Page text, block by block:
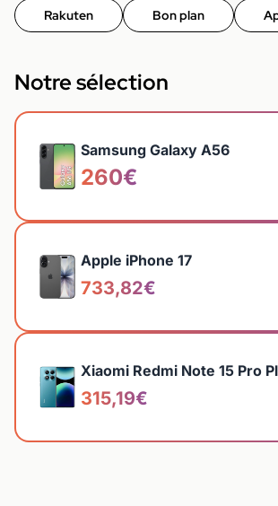
Rakuten Bon plan
Notre sélection
Samsung Galaxy A56
260€
Apple iPhone 17
733,82€
Xiaomi Redmi Note 15 Pro
315,19€